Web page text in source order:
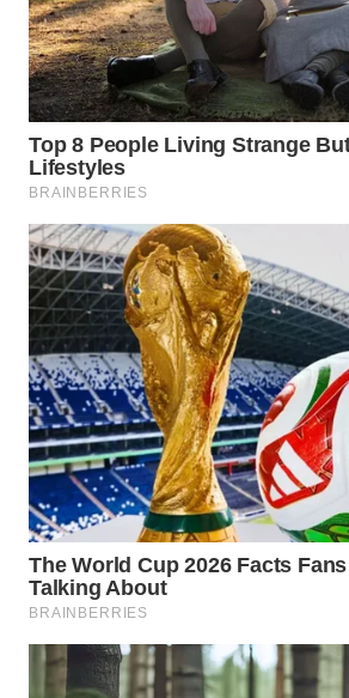
Wahana
Media
Group
WAHANA
NEWS
WAHANA
TANI
WAHANA
ADVOKAT
WAHANA
INFRASTRUKTUR
WAHANA
KONSUMEN
WAHANA
LISTRIK
WAHANA